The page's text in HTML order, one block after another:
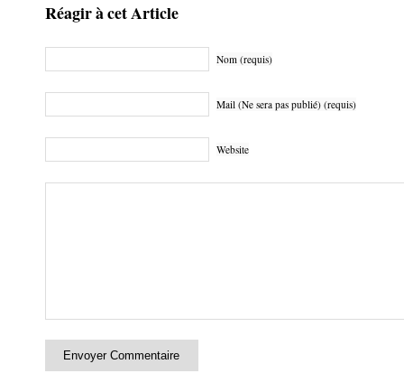
Réagir à cet Article
Nom (requis)
Mail (Ne sera pas publié) (requis)
Website